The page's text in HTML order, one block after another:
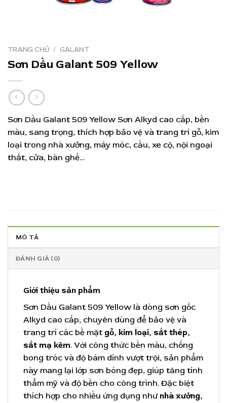
TRANG CHỦ / GALANT
Sơn Dầu Galant 509 Yellow
Sơn Dầu Galant 509 Yellow Sơn Alkyd cao cấp, bền
màu, sang trọng, thích hợp bảo vệ và trang trí gỗ, kim
loại trong nhà xưởng, máy móc, cầu, xe cộ, nội ngoại
thất, cửa, bàn ghế…
MÔ TẢ
ĐÁNH GIÁ (0)
Giới thiệu sản phẩm
Sơn Dầu Galant 509 Yellow là dòng sơn gốc
Alkyd cao cấp, chuyên dùng để bảo vệ và
trang trí các bề mặt gỗ, kim loại, sắt thép,
sắt mạ kẽm. Với công thức bền màu, chống
bong tróc và độ bám dính vượt trội, sản phẩm
này mang lại lớp sơn bóng đẹp, giúp tăng tính
thẩm mỹ và độ bền cho công trình. Đặc biệt
thích hợp cho nhiều ứng dụng như nhà xưởng,